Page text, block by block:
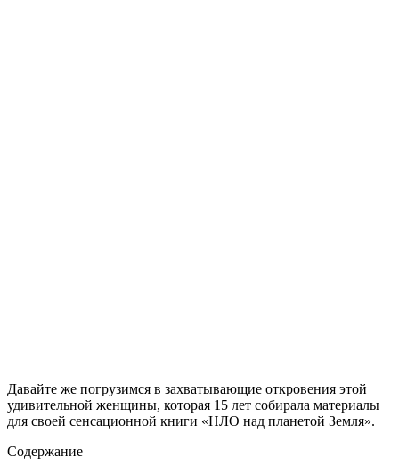
Давайте же погрузимся в захватывающие откровения этой
удивительной женщины, которая 15 лет собирала материалы
для своей сенсационной книги «НЛО над планетой Земля».
Содержание